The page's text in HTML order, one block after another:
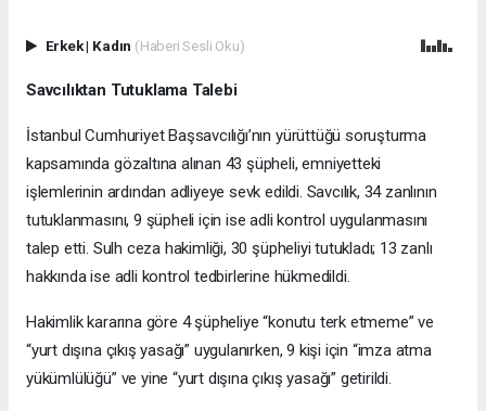
Erkek| Kadın (Haberi Sesli Oku)
Savcılıktan Tutuklama Talebi
İstanbul Cumhuriyet Başsavcılığı’nın yürüttüğü soruşturma
kapsamında gözaltına alınan 43 şüpheli, emniyetteki
işlemlerinin ardından adliyeye sevk edildi. Savcılık, 34 zanlının
tutuklanmasını, 9 şüpheli için ise adli kontrol uygulanmasını
talep etti. Sulh ceza hakimliği, 30 şüpheliyi tutukladı; 13 zanlı
hakkında ise adli kontrol tedbirlerine hükmedildi.
Hakimlik kararına göre 4 şüpheliye “konutu terk etmeme” ve
“yurt dışına çıkış yasağı” uygulanırken, 9 kişi için “imza atma
yükümlülüğü” ve yine “yurt dışına çıkış yasağı” getirildi.